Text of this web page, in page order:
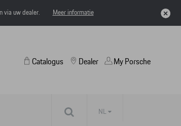
via uw dealer. Meer informatie
Catalogus Dealer My Porsche
NL